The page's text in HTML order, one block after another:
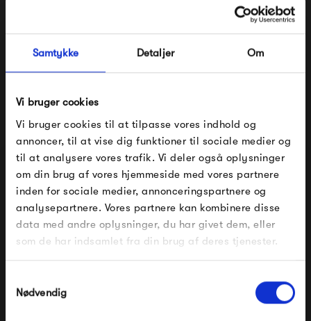
Samtykke Detaljer Om
Vi bruger cookies
Vi bruger cookies til at tilpasse vores indhold og
annoncer, til at vise dig funktioner til sociale medier og
til at analysere vores trafik. Vi deler også oplysninger
om din brug af vores hjemmeside med vores partnere
inden for sociale medier, annonceringspartnere og
analysepartnere. Vores partnere kan kombinere disse
data med andre oplysninger, du har givet dem, eller
som de har indsamlet fra din brug af deres tjenester.
Nødvendig
Med Flos' unikke særpræg, og sans for detaljer, får du
skulpturelle lamper, som vil følge dig, og pryde sine
omgivelser mange år frem.
Produkter fra samme kategori
FÅ 10% PÅ DIN NÆSTE ORDRE
Indtast din e-mail, så sender vi rabatkoden til dig på
mail. Minimumsbeløb er 499 kr. for at indløse
rabatten.
Gælder ikke på produkter fra Fermob, File Under